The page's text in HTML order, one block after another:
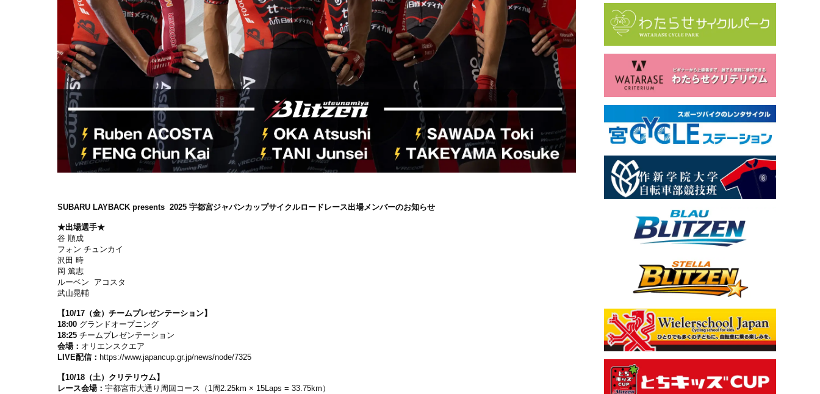
SUBARU LAYBACK presents 2025 宇都宮ジャパンカップサイクルロードレース出場メンバーのお知らせ
★出場選手★
谷 順成
フォン チュンカイ
沢田 時
岡 篤志
ルーベン アコスタ
武山晃輔
【10/17（金）チームプレゼンテーション】
18:00 グランドオープニング
18:25 チームプレゼンテーション
会場： オリエンスクエア
LIVE配信： https://www.japancup.gr.jp/news/node/7325
【10/18（土）クリテリウム】
レース会場：宇都宮市大通り周回コース（1周2.25km × 15Laps = 33.75km）